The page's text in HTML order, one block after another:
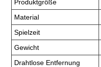
Produktgröße
Material
Spielzeit
Gewicht
Drahtlose Entfernung